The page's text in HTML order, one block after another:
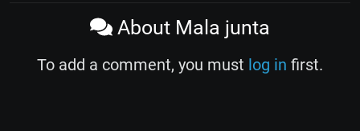
About Mala junta
To add a comment, you must log in first.